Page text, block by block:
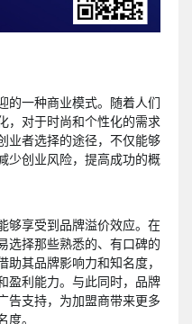
的一种商业模式。随着人们
，对于时尚和个性化的需求
业者选择的途径，不仅能够
少创业风险，提高成功的概
够享受到品牌溢价效应。在
选择那些熟悉的、有口碑的
其品牌影响力和知名度，
盈利能力。与此同时，品牌
告支持，为加盟商带来更多
。